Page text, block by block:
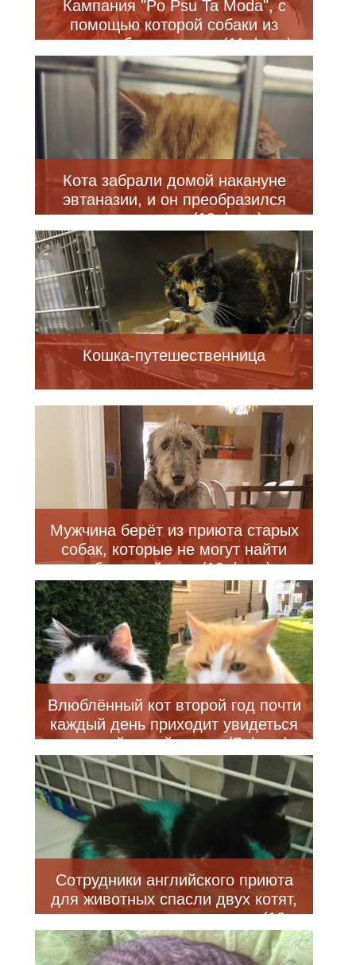
Кампания "Po Psu Ta Moda", с
помощью которой собаки из
приюта обретают дом (11 фото)
Кота забрали домой накануне
эвтаназии, и он преобразился
уже через час (13 фото)
Кошка-путешественница
Мужчина берёт из приюта старых
собак, которые не могут найти
себе новый дом (19 фото)
Влюблённый кот второй год почти
каждый день приходит увидеться
с кошкой своей мечты (7 фото)
Сотрудники английского приюта
для животных спасли двух котят,
раскрашенных маркерами (10
фото)